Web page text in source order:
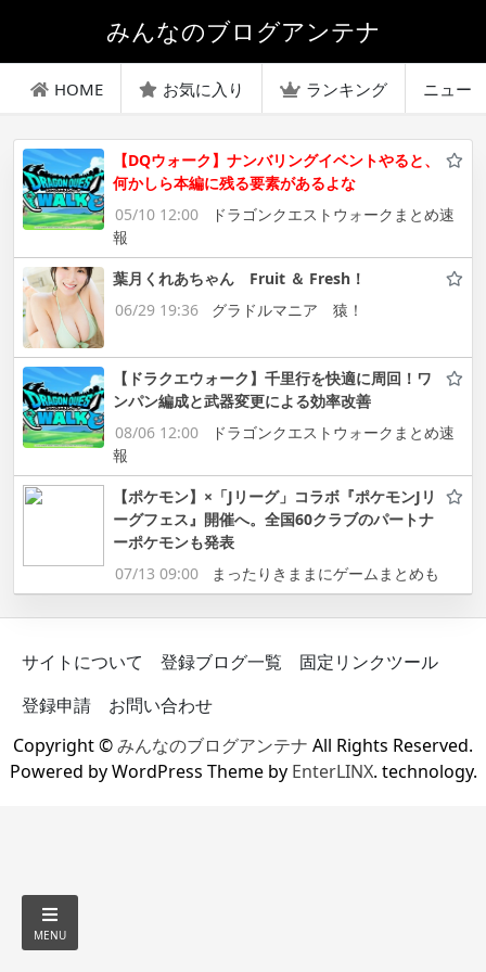
みんなのブログアンテナ
HOME お気に入り ランキング ニュー
【DQウォーク】ナンバリングイベントやると、
何かしら本編に残る要素があるよな
05/10 12:00
ドラゴンクエストウォークまとめ速
報
葉月くれあちゃん Fruit ＆ Fresh！
06/29 19:36
グラドルマニア 猿！
【ドラクエウォーク】千里行を快適に周回！ワ
ンパン編成と武器変更による効率改善
08/06 12:00
ドラゴンクエストウォークまとめ速
報
【ポケモン】×「Jリーグ」コラボ『ポケモンJリ
ーグフェス』開催へ。全国60クラブのパートナ
ーポケモンも発表
07/13 09:00
まったりきままにゲームまとめも
サイトについて 登録ブログ一覧
固定リンクツール
登録申請
お問い合わせ
Copyright ©みんなのブログアンテナ All Rights Reserved.
Powered by WordPress Theme by EnterLINX. technology.
MENU